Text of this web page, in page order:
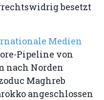
besetzt
Medien
Pipeline von
nach Norden
Maghreb
angeschlossen